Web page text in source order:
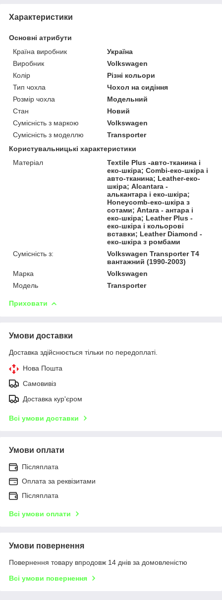
Характеристики
Основні атрибути
Країна виробник
Україна
Виробник
Volkswagen
Колір
Різні кольори
Тип чохла
Чохол на сидіння
Розмір чохла
Модельний
Стан
Новий
Сумісність з маркою
Volkswagen
Сумісність з моделлю
Transporter
Користувальницькі характеристики
Матеріал
Textile Plus -авто-тканина і
еко-шкіра; Combi-еко-шкіра і
авто-тканина; Leather-еко-
шкіра; Alcantara -
алькантара і еко-шкіра;
Honeycomb-еко-шкіра з
сотами; Antara - антара і
еко-шкіра; Leather Plus -
еко-шкіра і кольорові
вставки; Leather Diamond -
еко-шкіра з ромбами
Сумісність з:
Volkswagen Transporter T4
вантажний (1990-2003)
Марка
Volkswagen
Модель
Transporter
Приховати
Умови доставки
Доставка здійснюється тільки по передоплаті.
Нова Пошта
Самовивіз
Доставка кур'єром
Всі умови доставки
Умови оплати
Післяплата
Оплата за реквізитами
Післяплата
Всі умови оплати
Умови повернення
Повернення товару впродовж 14 днів за домовленістю
Всі умови повернення